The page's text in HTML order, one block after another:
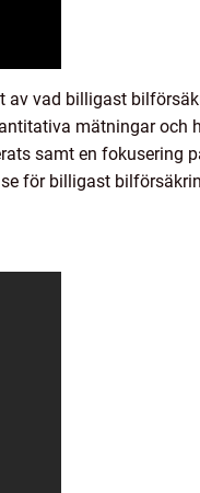
av vad billigast
mätningar och
samt en fokusering
för billigast